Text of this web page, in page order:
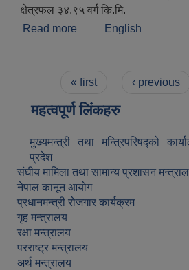
क्षेत्रफल ३४.९५ वर्ग कि.मि.
Read more about संक्षिप्त परिचय
English
Pages« first ‹ previous
महत्वपूर्ण लिंकहरु
मुख्यमन्त्री तथा मन्त्रिपरिषद्को
प्रदेश
संघीय मामिला तथा सामान्य प्रशासन
नेपाल कानून आयोग
प्रधानमन्त्री रोजगार कार्यक्रम
गृह मन्त्रालय
रक्षा मन्त्रालय
परराष्ट्र मन्त्रालय
अर्थ मन्त्रालय